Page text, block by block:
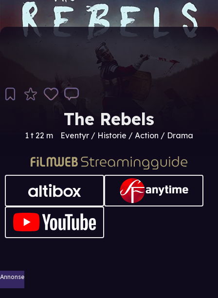
The Rebels
1 t 22 m Eventyr / Historie / Action / Drama
Annonse